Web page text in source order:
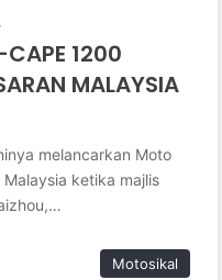
CAPE 1200
MALAYSIA
melancarkan Moto
ketika majlis
Motosikal